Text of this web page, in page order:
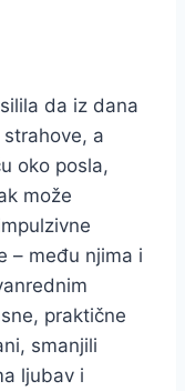
da iz dana
a
oko posla,
može
– među njima i
praktične
smanjili
ljubav i